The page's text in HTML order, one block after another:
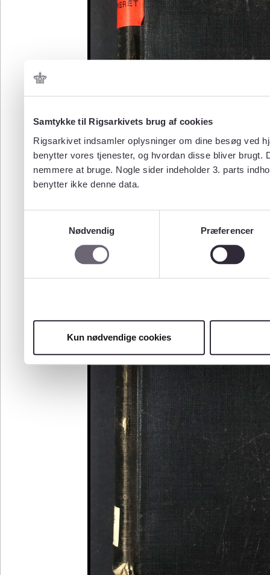
Samtykke til Rigsarkivets brug af cookies
Rigsarkivet indsamler oplysninger om dine besøg ved
benytter vores tjenester, og hvordan disse bliver
nemmere at bruge. Nogle sider indeholder 3. parts
benytter ikke denne data.
Nødvendig
Præferencer
Kun nødvendige cookies